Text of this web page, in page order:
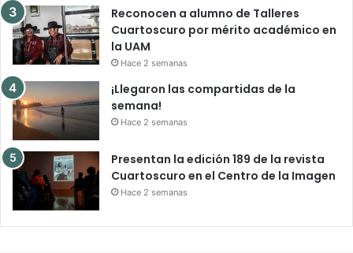
Reconocen a alumno de Talleres
Cuartoscuro por mérito académico en
la UAM
Hace 2 semanas
¡Llegaron las compartidas de la
semana!
Hace 2 semanas
Presentan la edición 189 de la revista
Cuartoscuro en el Centro de la Imagen
Hace 2 semanas